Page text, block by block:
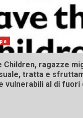
Children, ragazze
tratta e
vulnerabili al di fuori